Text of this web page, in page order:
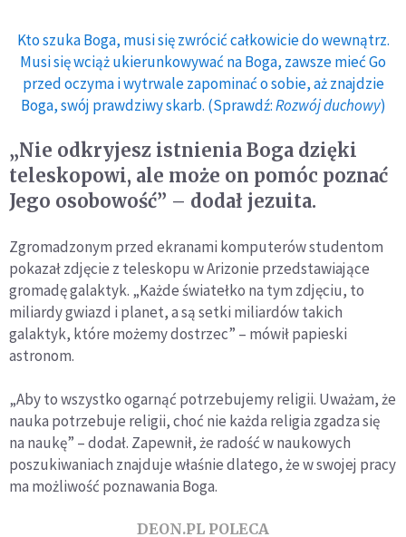
Kto szuka Boga, musi się zwrócić całkowicie do wewnątrz.
Musi się wciąż ukierunkowywać na Boga, zawsze mieć Go
przed oczyma i wytrwale zapominać o sobie, aż znajdzie
Boga, swój prawdziwy skarb. (Sprawdź:Rozwój duchowy)
„Nie odkryjesz istnienia Boga dzięki
teleskopowi, ale może on pomóc poznać
Jego osobowość” – dodał jezuita.
Zgromadzonym przed ekranami komputerów studentom
pokazał zdjęcie z teleskopu w Arizonie przedstawiające
gromadę galaktyk. „Każde światełko na tym zdjęciu, to
miliardy gwiazd i planet, a są setki miliardów takich
galaktyk, które możemy dostrzec” – mówił papieski
astronom.
„Aby to wszystko ogarnąć potrzebujemy religii. Uważam, że
nauka potrzebuje religii, choć nie każda religia zgadza się
na naukę” – dodał. Zapewnił, że radość w naukowych
poszukiwaniach znajduje właśnie dlatego, że w swojej pracy
ma możliwość poznawania Boga.
DEON.PL POLECA